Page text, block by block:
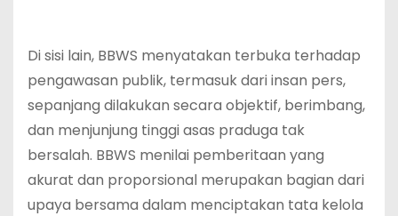
‎Di sisi lain, BBWS menyatakan terbuka terhadap
pengawasan publik, termasuk dari insan pers,
sepanjang dilakukan secara objektif, berimbang,
dan menjunjung tinggi asas praduga tak
bersalah. BBWS menilai pemberitaan yang
akurat dan proporsional merupakan bagian dari
upaya bersama dalam menciptakan tata kelola